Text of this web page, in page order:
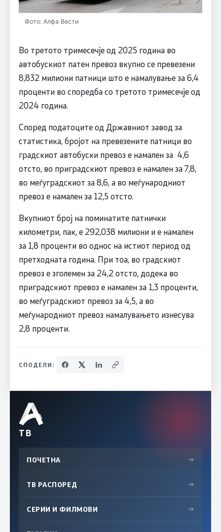
Фото: Алфа Вести
Во третото тримесечје од 2025 година во
автобускиот патен превоз вкупно се превезени
8,832 милиони патници што е намалување за 6,4
проценти во споредба со третото тримесечје од
2024 година.
Според податоците од Државниот завод за
статистика, бројот на превезените патници во
градскиот автобуски превоз е намален за 4,6
отсто, во приградскиот превоз е намален за 7,8,
во меѓуградскиот за 8,6, а во меѓународниот
превоз е намален за 12,5 отсто.
Вкупниот број на поминатите патнички
километри, пак, е 292,038 милиони и е намален
за 1,8 проценти во однос на истиот период од
претходната година. При тоа, во градскиот
превоз е зголемен за 24,2 отсто, додека во
приградскиот превоз е намален за 1,3 проценти,
во меѓуградскиот превоз за 4,5, а во
меѓународниот превоз намалувањето изнесува
2,8 проценти.
СПОДЕЛИ:
ТВ
ПОЧЕТНА →
ТВ РАСПОРЕД →
СЕРИИ И ФИЛМОВИ →